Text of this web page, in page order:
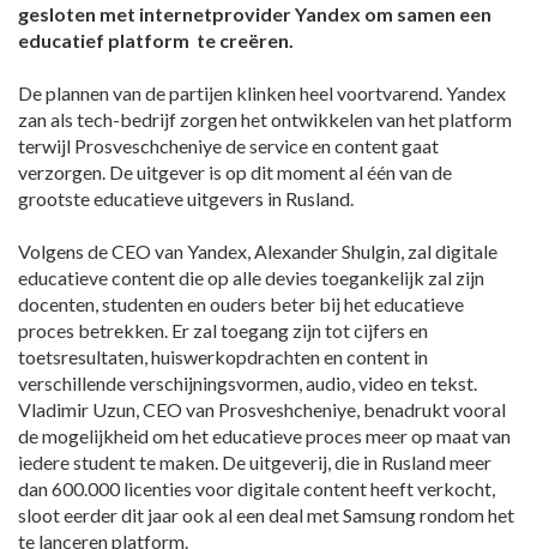
gesloten met internetprovider Yandex om samen een
educatief platform te creëren.
De plannen van de partijen klinken heel voortvarend. Yandex
zan als tech-bedrijf zorgen het ontwikkelen van het platform
terwijl Prosveschcheniye de service en content gaat
verzorgen. De uitgever is op dit moment al één van de
grootste educatieve uitgevers in Rusland.
Volgens de CEO van Yandex, Alexander Shulgin, zal digitale
educatieve content die op alle devies toegankelijk zal zijn
docenten, studenten en ouders beter bij het educatieve
proces betrekken. Er zal toegang zijn tot cijfers en
toetsresultaten, huiswerkopdrachten en content in
verschillende verschijningsvormen, audio, video en tekst.
Vladimir Uzun, CEO van Prosveshcheniye, benadrukt vooral
de mogelijkheid om het educatieve proces meer op maat van
iedere student te maken. De uitgeverij, die in Rusland meer
dan 600.000 licenties voor digitale content heeft verkocht,
sloot eerder dit jaar ook al een deal met Samsung rondom het
te lanceren platform.